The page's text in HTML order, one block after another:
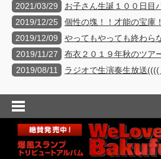
2021/03/29
お子さん生誕１００日目
2019/12/25
個性の塊！！才能の宝庫
2019/12/09
やってもやっても終わら
2019/11/27
布衣２０１９年秋のツア
2019/08/11
ラジオで生演奏生放送